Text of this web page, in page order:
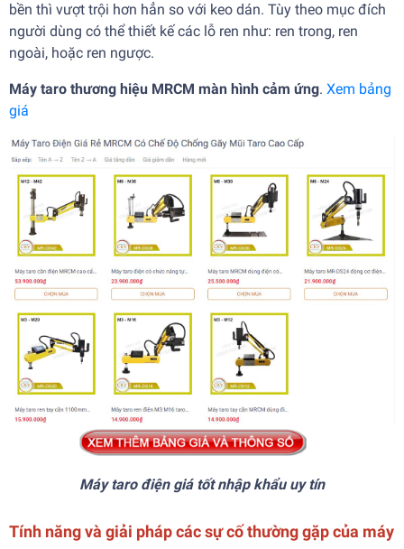
bền thì vượt trội hơn hẳn so với keo dán. Tùy theo mục đích
người dùng có thể thiết kế các lỗ ren như: ren trong, ren
ngoài, hoặc ren ngược.
Máy taro thương hiệu MRCM màn hình cảm ứng. Xem bảng
giá
Máy taro điện giá tốt nhập khẩu uy tín
Tính năng và giải pháp các sự cố thường gặp của máy